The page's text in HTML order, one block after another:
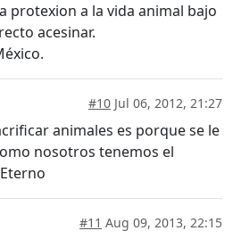
protexion a la vida animal bajo
acesinar.
#10 Jul 06, 2012, 21:27
animales es porque se le
nosotros tenemos el
#11 Aug 09, 2013, 22:15